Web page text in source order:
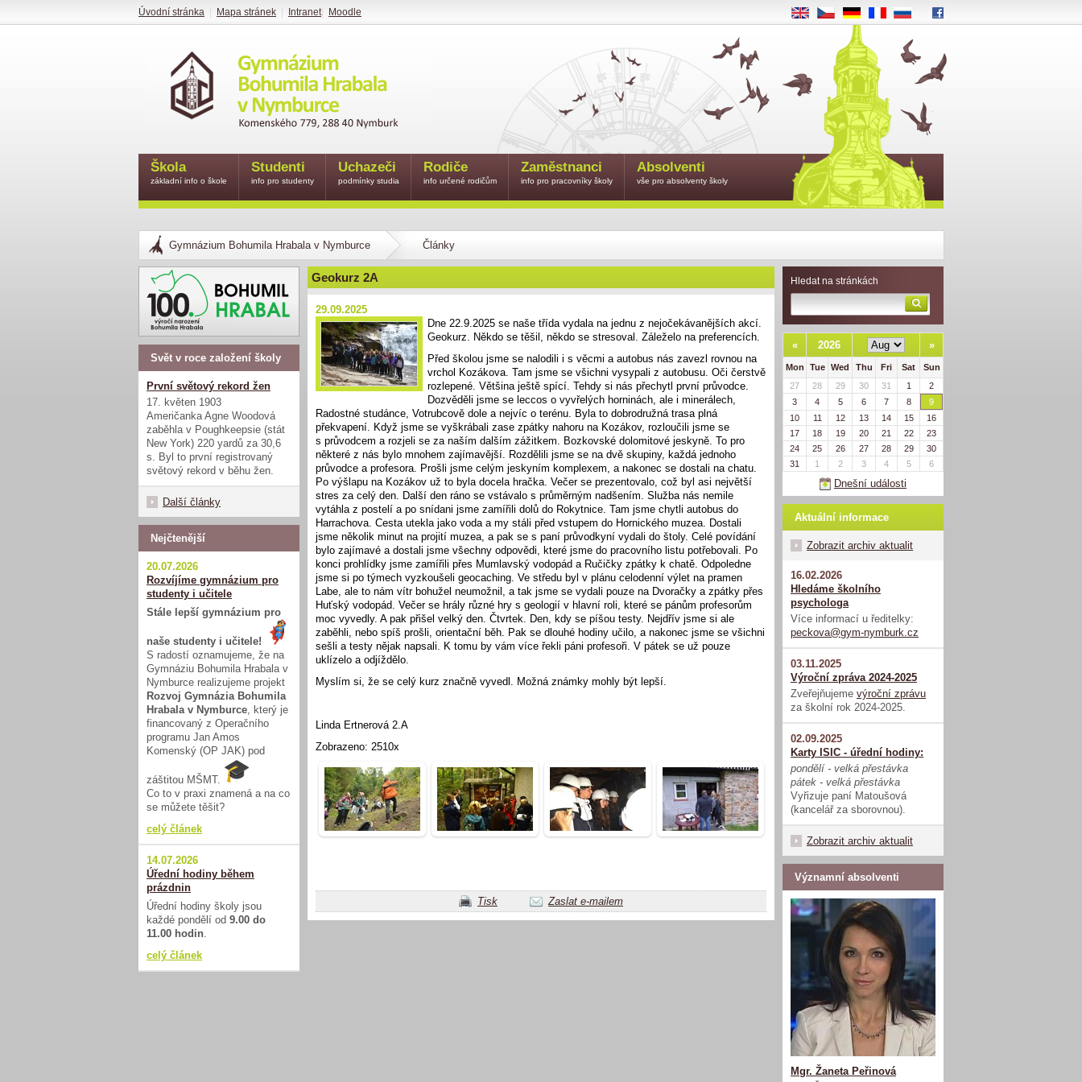
Gymnázium Bohumila Hrabala v Nymburce Články
Geokurz 2A
29.09.2025
Dne 22.9.2025 se naše třída vydala na jednu z nejočekávanějších akcí.
Geokurz. Někdo se těšil, někdo se stresoval. Záleželo na preferencích.
Před školou jsme se nalodili i s věcmi a autobus nás zavezl rovnou na
vrchol Kozákova. Tam jsme se všichni vysypali z autobusu. Oči čerstvě
rozlepené. Většina ještě spící. Tehdy si nás přechytl první průvodce.
Dozvěděli jsme se leccos o vyvřelých horninách, ale i minerálech,
Radostné studánce, Votrubcově dole a nejvíc o terénu. Byla to dobrodružná trasa plná
překvapení. Když jsme se vyškrábali zase zpátky nahoru na Kozákov, rozloučili jsme se
s průvodcem a rozjeli se za naším dalším zážitkem. Bozkovské dolomitové jeskyně. To pro
některé z nás bylo mnohem zajímavější. Rozdělili jsme se na dvě skupiny, každá jednoho
průvodce a profesora. Prošli jsme celým jeskyním komplexem, a nakonec se dostali na chatu.
Po výšlapu na Kozákov už to byla docela hračka. Večer se prezentovalo, což byl asi největší
stres za celý den. Další den ráno se vstávalo s průměrným nadšením. Služba nás nemile
vytáhla z postelí a po snídani jsme zamířili dolů do Rokytnice. Tam jsme chytli autobus do
Harrachova. Cesta utekla jako voda a my stáli před vstupem do Hornického muzea. Dostali
jsme několik minut na projití muzea, a pak se s paní průvodkyní vydali do štoly. Celé povídání
bylo zajímavé a dostali jsme všechny odpovědi, které jsme do pracovního listu potřebovali. Po
konci prohlídky jsme zamířili přes Mumlavský vodopád a Ručičky zpátky k chatě. Odpoledne
jsme si po týmech vyzkoušeli geocaching. Ve středu byl v plánu celodenní výlet na pramen
Labe, ale to nám vítr bohužel neumožnil, a tak jsme se vydali pouze na Dvoračky a zpátky přes
Huťský vodopád. Večer se hrály různé hry s geologií v hlavní roli, které se pánům profesorům
moc vyvedly. A pak přišel velký den. Čtvrtek. Den, kdy se píšou testy. Nejdřív jsme si ale
zaběhli, nebo spíš prošli, orientační běh. Pak se dlouhé hodiny učilo, a nakonec jsme se všichni
sešli a testy nějak napsali. K tomu by vám více řekli páni profesoři. V pátek se už pouze
uklízelo a odjíždělo.
Myslím si, že se celý kurz značně vyvedl. Možná známky mohly být lepší.
Linda Ertnerová 2.A
Zobrazeno: 2510x
Tisk Zaslat e-mailem
Hledat na stránkách
« 2026 »
Mon Tue Wed Thu Fri Sat
Sun
27
28 29 30 31 1
2
3
4 5 6 7 8
9
10
11 12 13 14 15
16
17
18 19 20 21 22
23
24
25 26 27 28 29
30
31
1 2 3 4 5 6
Dnešní události
Aktuální informace
Zobrazit archiv aktualit
16.02.2026
Hledáme školního
psychologa
Více informací u ředitelky:
peckova@gym-nymburk.cz
03.11.2025
Výroční zpráva 2024-2025
Zveřejňujeme výroční zprávu
za školní rok 2024-2025.
02.09.2025
Karty ISIC - úřední hodiny:
pondělí - velká přestávka
pátek - velká přestávka
Vyřizuje paní Matoušová
(kancelář za sborovnou).
Zobrazit archiv aktualit
Významní absolventi
Mgr. Žaneta Peřinová
Svět v roce založení školy
První světový rekord žen
17. květen 1903
Američanka Agne Woodová
zaběhla v Poughkeepsie (stát
New York) 220 yardů za 30,6
s. Byl to první registrovaný
světový rekord v běhu žen.
Další články
Nejčtenější
20.07.2026
Rozvíjíme gymnázium pro
studenty i učitele
Stále lepší gymnázium pro
naše studenty i učitele!
S radostí oznamujeme, že na
Gymnáziu Bohumila Hrabala v
Nymburce realizujeme projekt
Rozvoj Gymnázia Bohumila
Hrabala v Nymburce, který je
financovaný z Operačního
programu Jan Amos
Komenský (OP JAK) pod
záštitou MŠMT.
Co to v praxi znamená a na co
se můžete těšit?
celý článek
14.07.2026
Úřední hodiny během
prázdnin
Úřední hodiny školy jsou
každé pondělí od 9.00 do
11.00 hodin.
celý článek
Škola
základní info o škole
Studenti
info pro studenty
Uchazeči
podmínky studia
Rodiče
info určené rodičům
Zaměstnanci
info pro pracovníky školy
Absolventi
vše pro absolventy školy
Úvodní stránka Mapa stránek Intranet| Moodle EN CS DE RU